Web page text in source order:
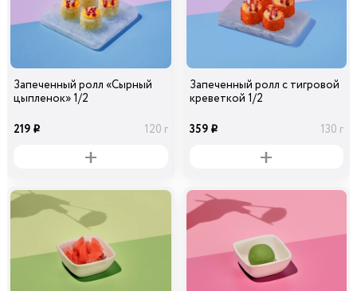
Запеченный ролл «Сырный
цыпленок» 1/2
219 i 120 г
Запеченный ролл с тигровой
креветкой 1/2
359 i 130 г